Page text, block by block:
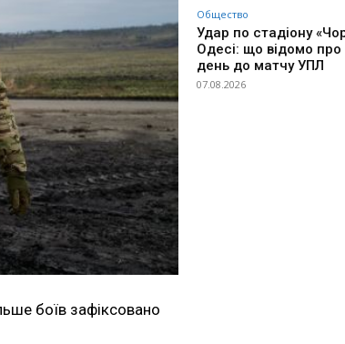
боїв зафіксовано
Общество
Удар по стадіону
Одесі: що відомо про
день до матчу УПЛ
07.08.2026